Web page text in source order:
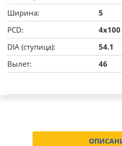
Ширина:
5
PCD:
4x100
DIA (ступица):
54.1
Вылет:
46